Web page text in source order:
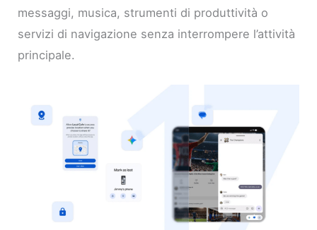
messaggi, musica, strumenti di produttività o
servizi di navigazione senza interrompere l’attività
principale.